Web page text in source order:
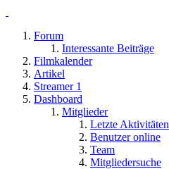
Forum
Interessante Beiträge
Filmkalender
Artikel
Streamer 1
Dashboard
Mitglieder
Letzte Aktivitäten
Benutzer online
Team
Mitgliedersuche